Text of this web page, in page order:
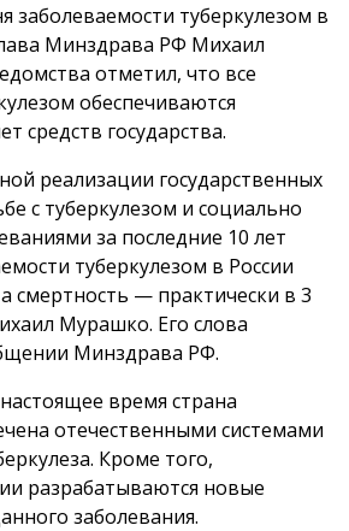
заболеваемости туберкулезом в
Минздрава РФ Михаил
отметил, что все
обеспечиваются
средств государства.
реализации государственных
с туберкулезом и социально
за последние 10 лет
туберкулезом в России
а смертность — практически в 3
Мурашко. Его слова
Минздрава РФ.
время страна
отечественными системами
Кроме того,
разрабатываются новые
заболевания.